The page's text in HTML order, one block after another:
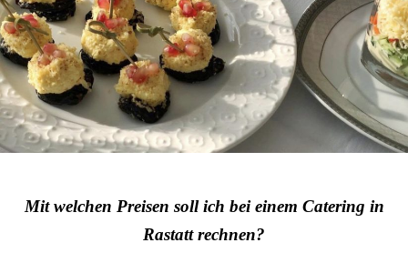
Mit welchen Preisen soll ich bei einem Catering in
Rastatt rechnen?